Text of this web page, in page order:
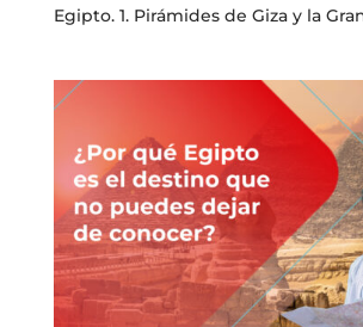
Egipto. 1. Pirámides de Giza y la